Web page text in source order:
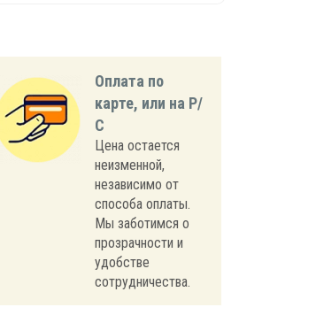
Оплата по
карте, или на Р/
С
Цена остается
неизменной,
независимо от
способа оплаты.
Мы заботимся о
прозрачности и
удобстве
сотрудничества.